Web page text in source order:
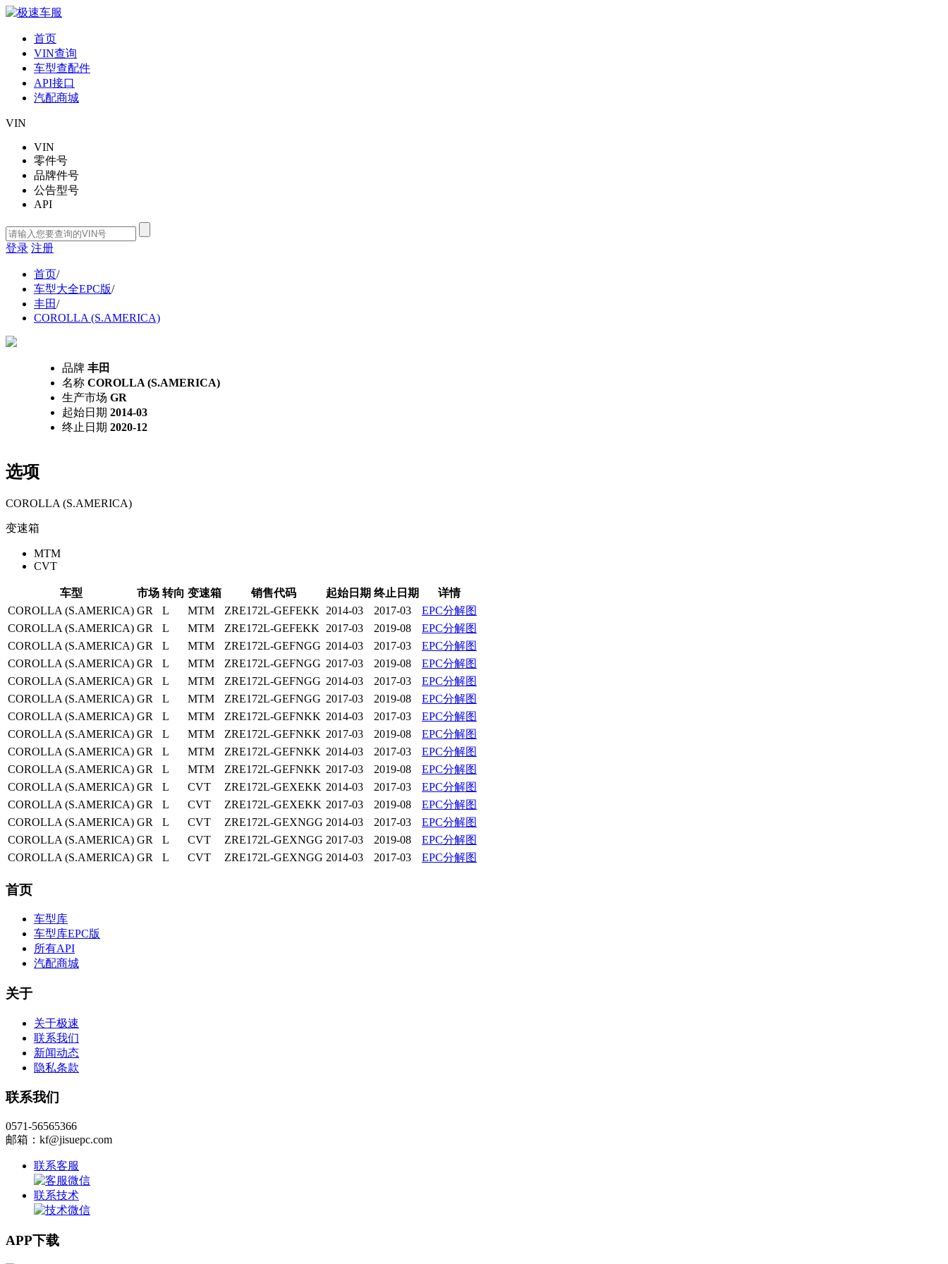
首页
VIN查询
车型查配件
API接口
汽配商城
VIN
VIN
零件号
品牌件号
公告型号
API
登录 注册
首页/
车型大全EPC版/
丰田/
COROLLA (S.AMERICA)
品牌 丰田
名称 COROLLA (S.AMERICA)
生产市场 GR
起始日期 2014-03
终止日期 2020-12
选项
COROLLA (S.AMERICA)
变速箱
MTM
CVT
车型 市场 转向 变速箱 销售代码 起始日期 终止日期
详情
COROLLA (S.AMERICA) GR L MTM ZRE172L-GEFEKK 2014-03 2017-03
EPC分解图
COROLLA (S.AMERICA) GR L MTM ZRE172L-GEFEKK 2017-03 2019-08
EPC分解图
COROLLA (S.AMERICA) GR L MTM ZRE172L-GEFNGG 2014-03 2017-03
EPC分解图
COROLLA (S.AMERICA) GR L MTM ZRE172L-GEFNGG 2017-03 2019-08
EPC分解图
COROLLA (S.AMERICA) GR L MTM ZRE172L-GEFNGG 2014-03 2017-03
EPC分解图
COROLLA (S.AMERICA) GR L MTM ZRE172L-GEFNGG 2017-03 2019-08
EPC分解图
COROLLA (S.AMERICA) GR L MTM ZRE172L-GEFNKK 2014-03 2017-03
EPC分解图
COROLLA (S.AMERICA) GR L MTM ZRE172L-GEFNKK 2017-03 2019-08
EPC分解图
COROLLA (S.AMERICA) GR L MTM ZRE172L-GEFNKK 2014-03 2017-03
EPC分解图
COROLLA (S.AMERICA) GR L MTM ZRE172L-GEFNKK 2017-03 2019-08
EPC分解图
COROLLA (S.AMERICA) GR L CVT ZRE172L-GEXEKK 2014-03 2017-03
EPC分解图
COROLLA (S.AMERICA) GR L CVT ZRE172L-GEXEKK 2017-03 2019-08
EPC分解图
COROLLA (S.AMERICA) GR L CVT ZRE172L-GEXNGG 2014-03 2017-03
EPC分解图
COROLLA (S.AMERICA) GR L CVT ZRE172L-GEXNGG 2017-03 2019-08
EPC分解图
COROLLA (S.AMERICA) GR L CVT ZRE172L-GEXNGG 2014-03 2017-03 EPC分解图
首页
车型库
车型库EPC版
所有API
汽配商城
关于
关于极速
联系我们
新闻动态
隐私条款
联系我们
0571-56565366
邮箱：kf@jisuepc.com
联系客服
联系技术
APP下载